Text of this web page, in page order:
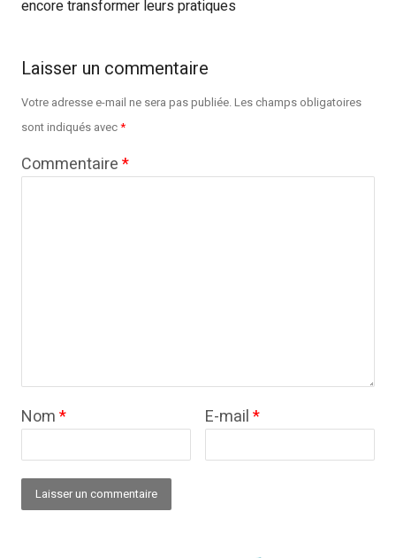
encore transformer leurs pratiques
Laisser un commentaire
Votre adresse e-mail ne sera pas publiée.Les champs obligatoires
sont indiqués avec*
Commentaire*
Nom* E-mail*